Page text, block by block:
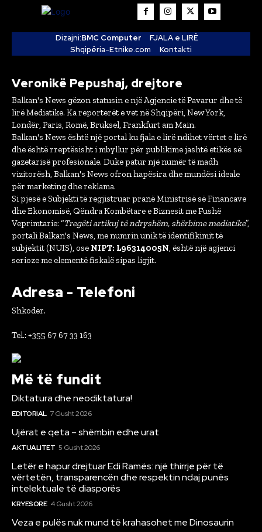
Dizajni:BMC Computer
FJALA e LIRË
Shqipëria-Etnike.com
Kontakti
Veronikë Pepushaj, drejtore
Balkan's News gëzon statusin e një Agjencie të Pavarur dhe të
lirë Mediatike. Ka reporterët e vet në Shqipëri, New York,
Londër, Paris, Romë, Bruksel, Frankfurt am Main.
Balkan's News është një portal ku fjala e lirë ndihet vërtet e lirë
dhe është rreptësisht i mbyllur për publikime jashtë etikës së
gazetarisë profesionale. Duke patur një numër të madh
vizitorësh, Balkan's News ofron hapësira dhe mundësi ideale
për marketing dhe reklama.
Si pjesë e Subjekti të regjistruar pranë Ministrisë së Financave
dhe Ekonomisë, Qëndra Kombëtare e Biznesit me Fushë
Veprimtarie: “Tregëti artikuj të ndryshëm, shërbime mediatike”,
portali Balkan's News, me numrin unik të identifikimit të
subjektit (NUIS), ose NIPT: L96314005N, është një agjenci
serioze me elementë fiskalë sipas ligjit.
Adresa - Telefoni
Shkoder.
Tel.: +355 67 67 33 163
Më të fundit
Diktatura dhe neodiktatura!
EDITORIAL 7 Gusht 2026
Ujërat e qeta – shëmbin edhe urat
AKTUALITET 5 Gusht 2026
Letër e hapur drejtuar Edi Ramës: një thirrje për të
vërtetën, transparencën dhe respektin ndaj punës
intelektuale të diasporës
KRYESORE 4 Gusht 2026
Veza e pulës nuk mund të krahasohet me Dinosaurin